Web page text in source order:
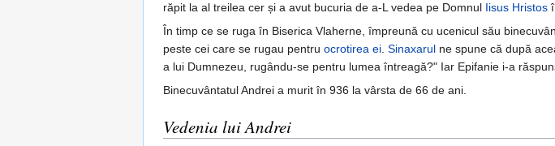
răpit la al treilea cer și a avut bucuria de a-L vedea pe Domnul Iisus Hristos
În timp ce se ruga în Biserica Vlaherne, împreună cu ucenicul său
peste cei care se rugau pentru ocrotirea ei. Sinaxarul ne spune că după
a lui Dumnezeu, rugându-se pentru lumea întreagă?" Iar Epifanie i-a
Binecuvântatul Andrei a murit în 936 la vârsta de 66 de ani.
Vedenia lui Andrei